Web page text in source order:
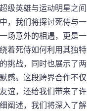
级英雄与运动明星之间
，我们将探讨死侍与一
场意外的相遇，更是一
着死侍如何利用其独特
挑战，同时也展示了两
感。这段跨界合作不仅
谊，还给我们带来了许
阐述，我们将深入了解